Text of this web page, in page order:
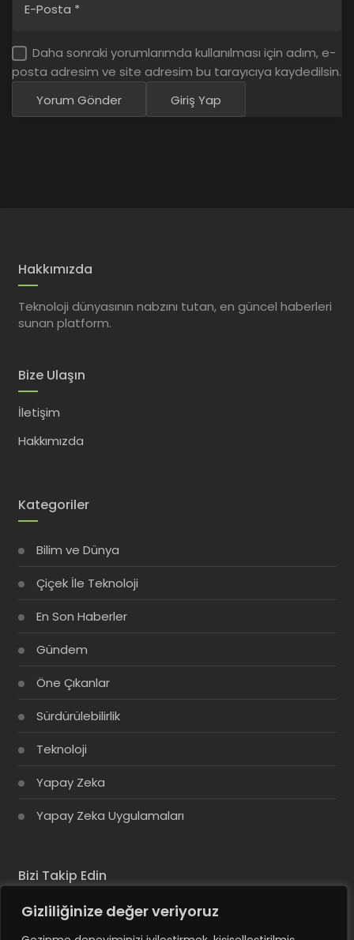
Gizliliğinize değer veriyoruz
E-Posta *
Daha sonraki yorumlarımda kullanılması için adım, e-
posta adresim ve site adresim bu tarayıcıya kaydedilsin.
Yorum Gönder
Giriş Yap
Hakkımızda
Teknoloji dünyasının nabzını tutan, en güncel haberleri
sunan platform.
Bize Ulaşın
İletişim
Hakkımızda
Kategoriler
Bilim ve Dünya
Çiçek İle Teknoloji
En Son Haberler
Gündem
Öne Çıkanlar
Sürdürülebilirlik
Teknoloji
Yapay Zeka
Yapay Zeka Uygulamaları
Bizi Takip Edin